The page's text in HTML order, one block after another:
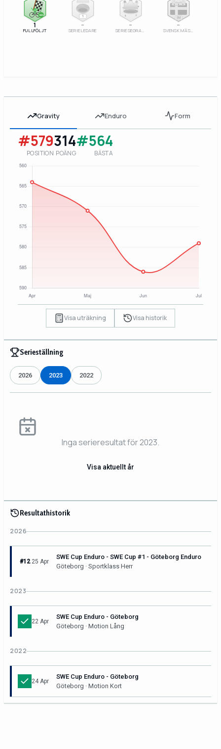
Gravity Enduro Form
#579
POSITION
314
POÄNG
#564
BÄSTA
Visa uträkning Visa historik
Serieställning
2026 2023 2022
Inga serieresultat för 2023.
Visa aktuellt år
Resultathistorik
2026
#12 25 Apr
SWE Cup Enduro - SWE Cup #1 - Göteborg Enduro
Göteborg · Sportklass Herr
2023
22 Apr
SWE Cup Enduro - Göteborg
Göteborg · Motion Lång
2022
24 Apr
SWE Cup Enduro - Göteborg
Göteborg · Motion Kort
100%
1
FULLFÖLJT
1
–
SERIELEDARE
–
SERIESEGRARE
SM
–
SVENSK MÄSTARE